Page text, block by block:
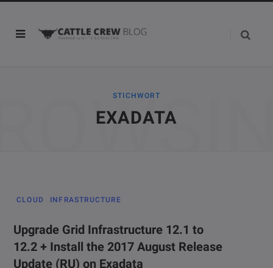
STICHWORT
EXADATA
CLOUD INFRASTRUCTURE
Upgrade Grid Infrastructure 12.1 to
12.2 + Install the 2017 August Release
Update (RU) on Exadata